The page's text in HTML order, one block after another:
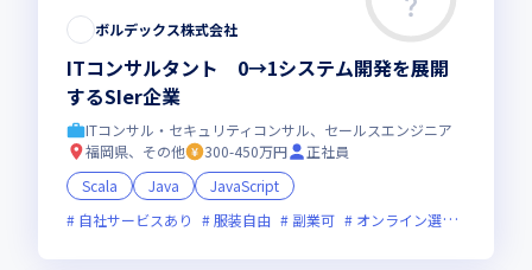
ボルデックス株式会社
ITコンサルタント 0→1システム開発を展開
するSIer企業
ITコンサル・セキュリティコンサル、セールスエンジニア
福岡県、その他
300-450万円
正社員
Scala
Java
JavaScript
自社サービスあり
服装自由 副業可 オンライン選考可